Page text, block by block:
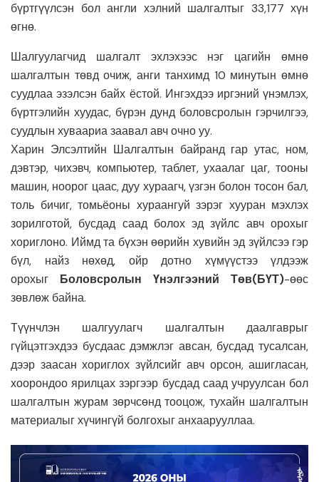
бүртгүүлсэн бол англи хэлний шалгалтыг 33,177 хүн
өгнө.
Шалгуулагчид шалгалт эхлэхээс нэг цагийн өмнө
шалгалтын төвд очиж, анги танхимд 10 минутын өмнө
суудлаа эзэлсэн байх ёстой. Ингэхдээ иргэний үнэмлэх,
бүртгэлийн хуудас, бүрэн дунд боловсролын гэрчилгээ,
суудлын хуваариа заавал авч очно уу.
Харин Элсэлтийн Шалгалтын байранд гар утас, ном,
дэвтэр, чихэвч, компьютер, таблет, ухаалаг цаг, тооны
машин, ноорог цаас, дуу хураагч, үзгэн болон тосон бал,
толь бичиг, томьёоны хураангуй зэрэг хууран мэхлэх
зорилготой, бусдад саад болох эд зүйлс авч орохыг
хориглоно. Иймд та бүхэн өөрийн хувийн эд зүйлсээ гэр
бүл, найз нөхөд, ойр дотно хүмүүстээ үлдээж
орохыг Боловсролын Үнэлгээний Төв(БҮТ)-өөс
зөвлөж байна.
Түүнчлэн шалгуулагч шалгалтын даалгаврыг
гүйцэтгэхдээ бусдаас дэмжлэг авсан, бусдад тусалсан,
дээр заасан хориглох зүйлсийг авч орсон, ашигласан,
хоорондоо ярилцах зэргээр бусдад саад учруулсан бол
шалгалтын журам зөрчсөнд тооцож, тухайн шалгалтын
материалыг хүчингүй болгохыг анхаарууллаа.